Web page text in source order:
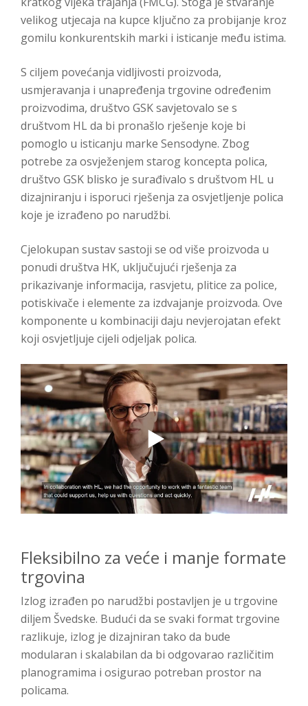
velikog utjecaja na kupce ključno za probijanje kroz
gomilu konkurentskih marki i isticanje među istima.
S ciljem povećanja vidljivosti proizvoda,
usmjeravanja i unapređenja trgovine određenim
proizvodima, društvo GSK savjetovalo se s
društvom HL da bi pronašlo rješenje koje bi
pomoglo u isticanju marke Sensodyne. Zbog
potrebe za osvježenjem starog koncepta polica,
društvo GSK blisko je surađivalo s društvom HL u
dizajniranju i isporuci rješenja za osvjetljenje polica
koje je izrađeno po narudžbi.
Cjelokupan sustav sastoji se od više proizvoda u
ponudi društva HK, uključujući rješenja za
prikazivanje informacija, rasvjetu, plitice za police,
potiskivače i elemente za izdvajanje proizvoda. Ove
komponente u kombinaciji daju nevjerojatan efekt
koji osvjetljuje cijeli odjeljak polica.
Fleksibilno za veće i manje formate
trgovina
Izlog izrađen po narudžbi postavljen je u trgovine
diljem Švedske. Budući da se svaki format trgovine
razlikuje, izlog je dizajniran tako da bude
modularan i skalabilan da bi odgovarao različitim
planogramima i osigurao potreban prostor na
policama.